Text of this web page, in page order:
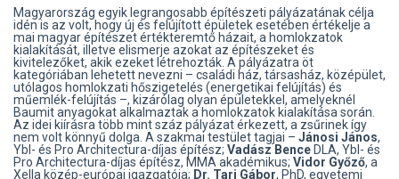
Magyarország egyik legrangosabb építészeti pályázatának célja
idén is az volt, hogy új és felújított épületek esetében értékelje a
mai magyar építészet értékteremtő házait, a homlokzatok
kialakítását, illetve elismerje azokat az építészeket és
kivitelezőket, akik ezeket létrehozták. A pályázatra öt
kategóriában lehetett nevezni – családi ház, társasház, középület,
utólagos homlokzati hőszigetelés (energetikai felújítás) és
műemlék-felújítás –, kizárólag olyan épületekkel, amelyeknél
Baumit anyagokat alkalmaztak a homlokzatok kialakítása során.
Az idei kiírásra több mint száz pályázat érkezett, a zsűrinek így
nem volt könnyű dolga. A szakmai testület tagjai – Jánosi János,
Ybl- és Pro Architectura-díjas építész; Vadász Bence DLA, Ybl- és
Pro Architectura-díjas építész, MMA akadémikus; Vidor Győző, a
Xella közép-európai igazgatója; Dr. Tari Gábor, PhD, egyetemi